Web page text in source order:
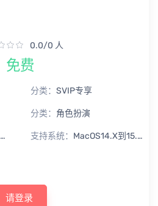
0.0/0 人
免费
分类： SVIP专享
分类： 角色扮演
支持系统： MacOS14.X到15.X Sequoia
请登录